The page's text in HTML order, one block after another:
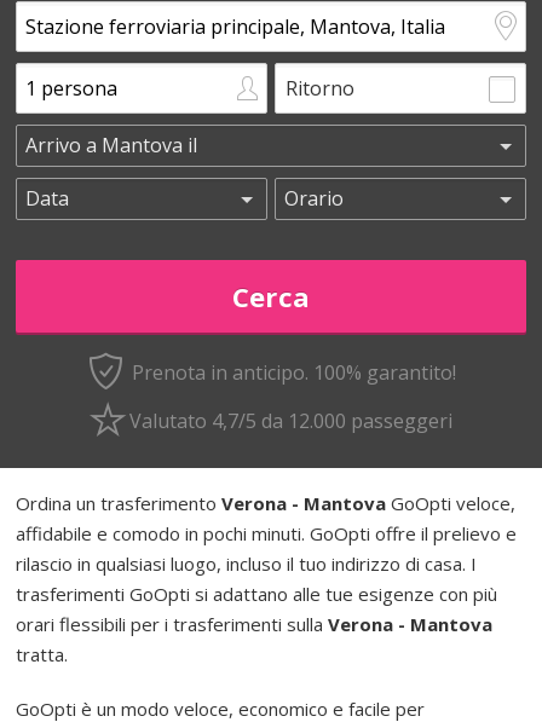
Ritorno
Prenota in anticipo. 100% garantito!
Valutato 4,7/5 da 12.000 passeggeri
Ordina un trasferimentoVerona - Mantova GoOpti veloce,
affidabile e comodo in pochi minuti. GoOpti offre il prelievo e
rilascio in qualsiasi luogo, incluso il tuo indirizzo di casa. I
trasferimenti GoOpti si adattano alle tue esigenze con più
orari flessibili per i trasferimenti sullaVerona - Mantova
tratta.
GoOpti è un modo veloce, economico e facile per